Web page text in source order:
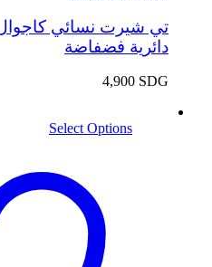
تي شيرت نسائي
دائرية فضفاضة
4,900 SDG
Select Options